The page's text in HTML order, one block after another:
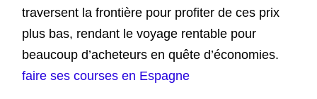
traversent la frontière pour profiter de ces prix
plus bas, rendant le voyage rentable pour
beaucoup d’acheteurs en quête d’économies.
faire ses courses en Espagne